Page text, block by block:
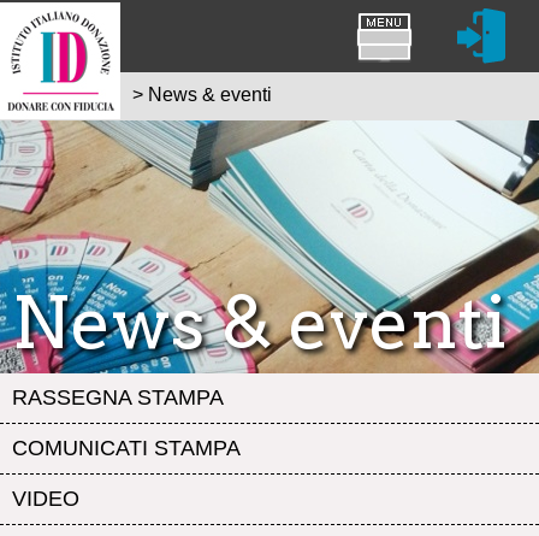
News & eventi
RASSEGNA STAMPA
COMUNICATI STAMPA
VIDEO
> News & eventi